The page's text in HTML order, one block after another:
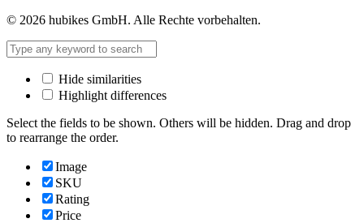
© 2026 hubikes GmbH. Alle Rechte vorbehalten.
Hide similarities
Highlight differences
Select the fields to be shown. Others will be hidden. Drag and drop
to rearrange the order.
Image
SKU
Rating
Price